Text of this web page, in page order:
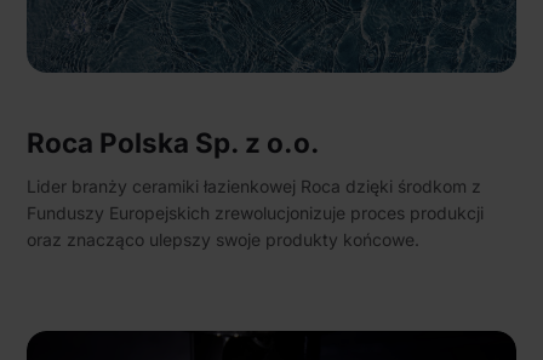
Roca Polska Sp. z o.o.
Lider branży ceramiki łazienkowej Roca dzięki środkom z
Funduszy Europejskich zrewolucjonizuje proces produkcji
oraz znacząco ulepszy swoje produkty końcowe.